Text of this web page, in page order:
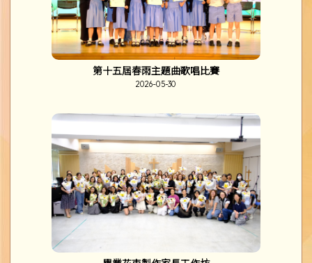
第十五屆春雨主題曲歌唱比賽
2026-05-30